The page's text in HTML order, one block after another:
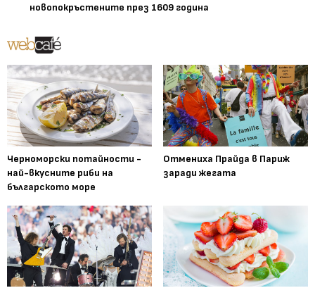
новопокръстените през 1609 година
Черноморски потайности -
най-вкусните риби на
българското море
Отмениха Прайда в Париж
заради жегата